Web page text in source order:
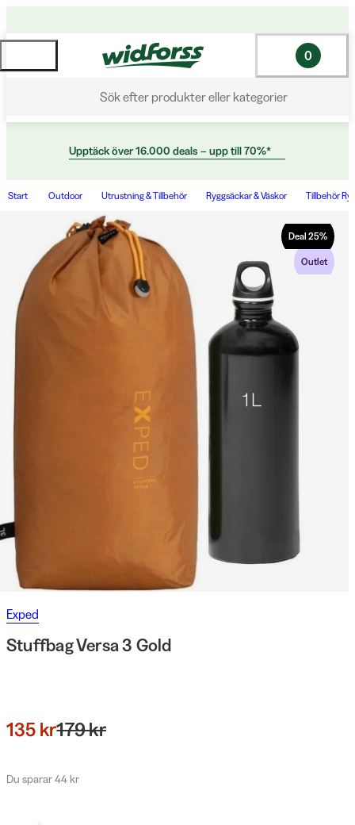
Sök efter produkter eller kategorier
0
Upptäck över 16.000 deals – upp till 70%*
Start Outdoor Utrustning & Tillbehör Ryggsäckar & Väskor Tillbehör
Deal 25%
Outlet
Exped
Stuffbag Versa 3 Gold
135 kr179 kr
Du sparar 44 kr